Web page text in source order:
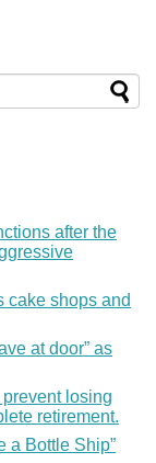
after the
cake shops and
at door” as
losing
retirement.
a Bottle Ship”